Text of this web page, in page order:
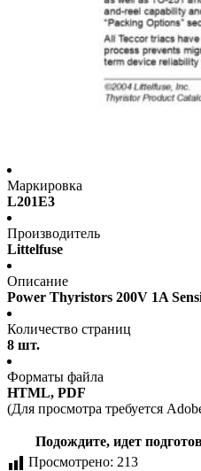
Маркировка
L201E3
Производитель
Littelfuse
Описание
Power Thyristors 200V 1A
Количество страниц
8 шт.
Форматы файла
HTML, PDF
(Для просмотра требуется
Подождите, идет
Просмотрено: 213